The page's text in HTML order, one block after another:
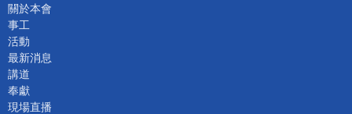
關於本會
事工
活動
最新消息
講道
奉獻
現場直播